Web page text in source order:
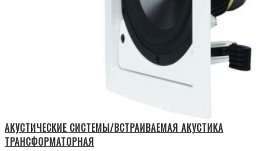
АКУСТИЧЕСКИЕ СИСТЕМЫ/ВСТРАИВАЕМАЯ АКУСТИКА
ТРАНСФОРМАТОРНАЯ